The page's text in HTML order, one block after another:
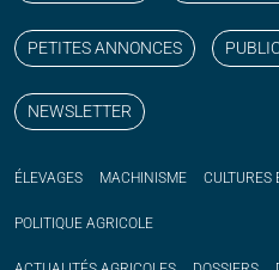
PETITES ANNONCES
NEWSLETTER
ÉLEVAGES MACHINISME CULTURES
POLITIQUE AGRICOLE